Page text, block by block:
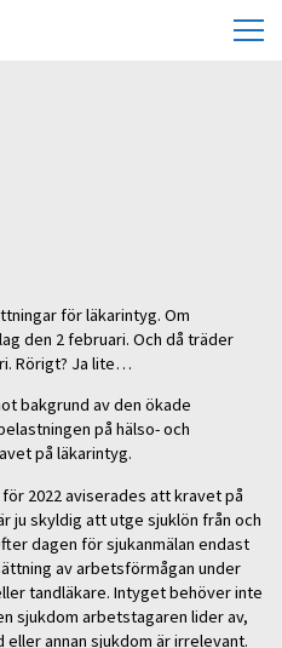
för läkarintyg. Om
den 2 februari. Och då träder
Rörigt? Ja lite…
bakgrund av den ökade
på hälso- och
på läkarintyg.
2022 aviserades att kravet på
ju skyldig att utge sjuklön från och
dagen för sjukanmälan endast
av arbetsförmågan under
tandläkare. Intyget behöver inte
sjukdom arbetstagaren lider av,
annan sjukdom är irrelevant.